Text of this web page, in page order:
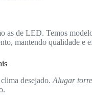
de LED. Temos
mantendo qualidade e
desejado. Alugar